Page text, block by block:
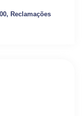
Reclamações